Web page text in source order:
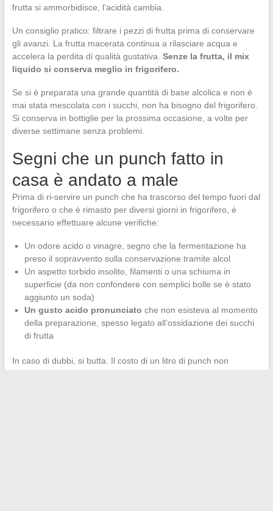
frutta si ammorbidisce, l’acidità cambia.
Un consiglio pratico: filtrare i pezzi di frutta prima di conservare
gli avanzi. La frutta macerata continua a rilasciare acqua e
accelera la perdita di qualità gustativa. Senze la frutta, il mix
liquido si conserva meglio in frigorifero.
Se si è preparata una grande quantità di base alcolica e non è
mai stata mescolata con i succhi, non ha bisogno del frigorifero.
Si conserva in bottiglie per la prossima occasione, a volte per
diverse settimane senza problemi.
Segni che un punch fatto in
casa è andato a male
Prima di ri-servire un punch che ha trascorso del tempo fuori dal
frigorifero o che è rimasto per diversi giorni in frigorifero, è
necessario effettuare alcune verifiche:
Un odore acido o vinagre, segno che la fermentazione ha
preso il sopravvento sulla conservazione tramite alcol
Un aspetto torbido insolito, filamenti o una schiuma in
superficie (da non confondere con semplici bolle se è stato
aggiunto un soda)
Un gusto acido pronunciato che non esisteva al momento
della preparazione, spesso legato all’ossidazione dei succhi
di frutta
In caso di dubbi, si butta. Il costo di un litro di punch non